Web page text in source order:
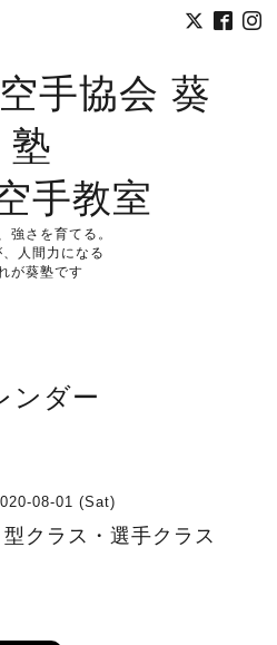
手協会 葵
塾
手教室
強さを育てる。
人間力になる
が葵塾です
ンダー
08-01 (Sat)
クラス・選手クラス